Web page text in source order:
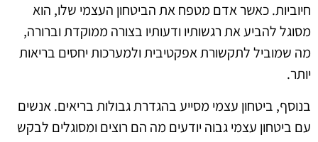
חיוביות. כאשר אדם מטפח את הביטחון העצמי שלו, הוא
מסוגל להביע את רגשותיו ודעותיו בצורה ממוקדת וברורה,
מה שמוביל לתקשורת אפקטיבית ולמערכות יחסים בריאות
יותר.
בנוסף, ביטחון עצמי מסייע בהגדרת גבולות בריאים. אנשים
עם ביטחון עצמי גבוה יודעים מה הם רוצים ומסוגלים לבקש